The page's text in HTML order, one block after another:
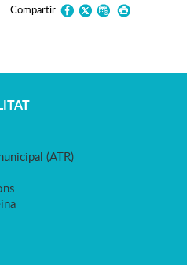
Compartir
(ATR)